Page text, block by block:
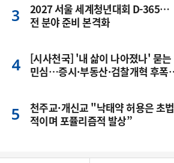
2027 서울 세계청년대회 D-365…
전 분야 준비 본격화
[시사천국] '내 삶이 나아졌나' 묻는
민심…증시·부동산·검찰개혁 후폭
천주교·개신교 "낙태약 허용은 초법
적이며 포퓰리즘적 발상”